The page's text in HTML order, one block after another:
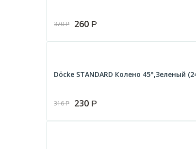
370Р 260 Р
Döcke STANDARD Колено 45°,Зеленый
316Р 230 Р